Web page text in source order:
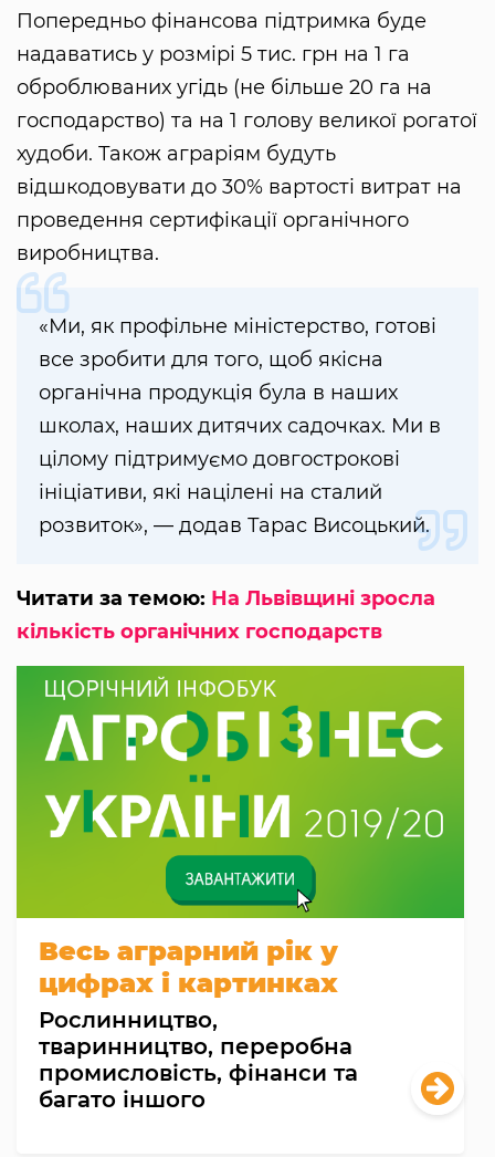
Попередньо фінансова підтримка буде
надаватись у розмірі 5 тис. грн на 1 га
оброблюваних угідь (не більше 20 га на
господарство) та на 1 голову великої рогатої
худоби. Також аграріям будуть
відшкодовувати до 30% вартості витрат на
проведення сертифікації органічного
виробництва.
«Ми, як профільне міністерство, готові
все зробити для того, щоб якісна
органічна продукція була в наших
школах, наших дитячих садочках. Ми в
цілому підтримуємо довгострокові
ініціативи, які націлені на сталий
розвиток», — додав Тарас Висоцький.
Читати за темою: На Львівщині зросла
кількість органічних господарств
Весь аграрний рік у
цифрах і картинках
Рослинництво,
тваринництво, переробна
промисловість, фінанси та
багато іншого